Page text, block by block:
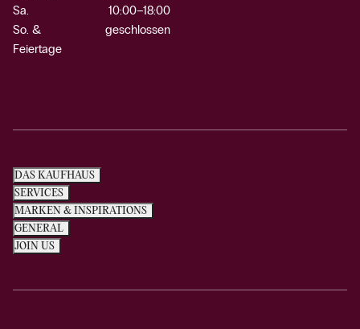
Sa.
10:00–18:00
So. &
Feiertage
geschlossen
DAS KAUFHAUS
SERVICES
MARKEN & INSPIRATIONS
GENERAL
JOIN US